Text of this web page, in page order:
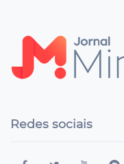
Redes sociais